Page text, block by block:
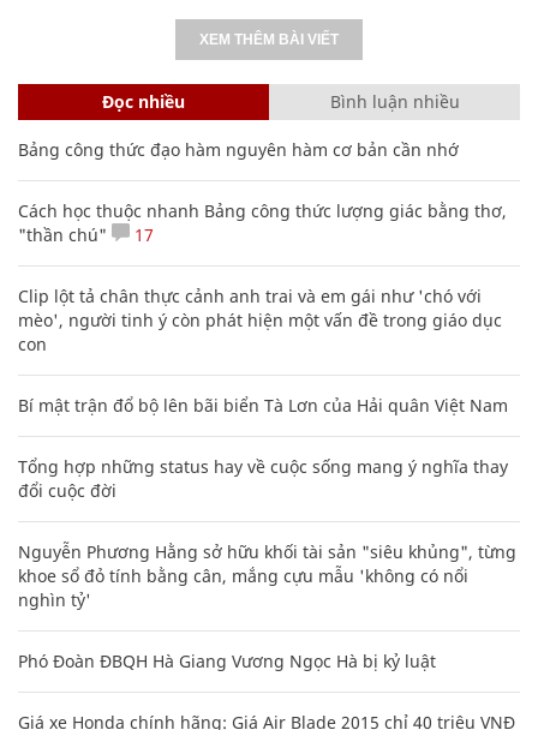
XEM THÊM BÀI VIẾT
Đọc nhiều Bình luận nhiều
Bảng công thức đạo hàm nguyên hàm cơ bản cần nhớ
Cách học thuộc nhanh Bảng công thức lượng giác bằng thơ,
"thần chú"
17
Clip lột tả chân thực cảnh anh trai và em gái như 'chó với
mèo', người tinh ý còn phát hiện một vấn đề trong giáo dục
con
Bí mật trận đổ bộ lên bãi biển Tà Lơn của Hải quân Việt Nam
Tổng hợp những status hay về cuộc sống mang ý nghĩa thay
đổi cuộc đời
Nguyễn Phương Hằng sở hữu khối tài sản "siêu khủng", từng
khoe sổ đỏ tính bằng cân, mắng cựu mẫu 'không có nổi
nghìn tỷ'
Phó Đoàn ĐBQH Hà Giang Vương Ngọc Hà bị kỷ luật
Giá xe Honda chính hãng: Giá Air Blade 2015 chỉ 40 triệu VNĐ